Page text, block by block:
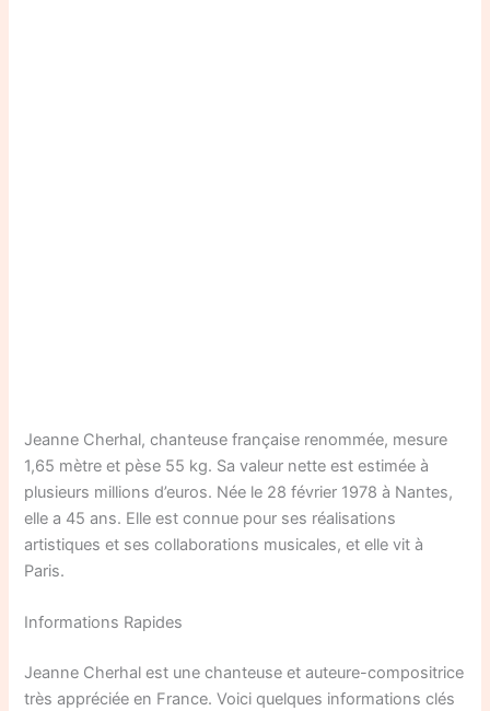
Jeanne Cherhal, chanteuse française renommée, mesure
1,65 mètre et pèse 55 kg. Sa valeur nette est estimée à
plusieurs millions d’euros. Née le 28 février 1978 à Nantes,
elle a 45 ans. Elle est connue pour ses réalisations
artistiques et ses collaborations musicales, et elle vit à
Paris.
Informations Rapides
Jeanne Cherhal est une chanteuse et auteure-compositrice
très appréciée en France. Voici quelques informations clés